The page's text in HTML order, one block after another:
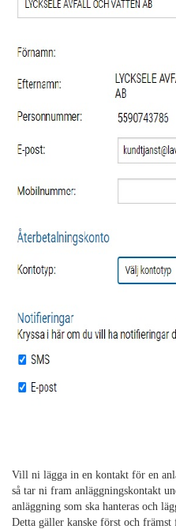
Vill ni lägga in en kontakt för en
så tar ni fram anläggningskontakt
anläggning som ska hanteras och
Detta gäller kanske först och främst